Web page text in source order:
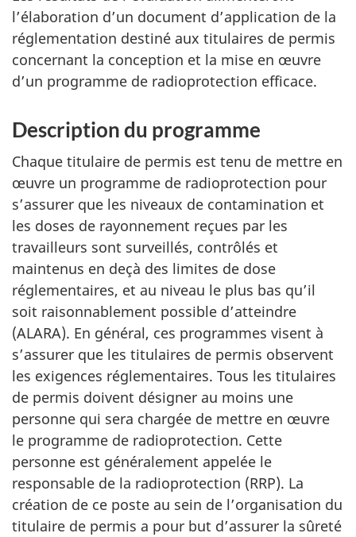
l’élaboration d’un document d’application de la
réglementation destiné aux titulaires de permis
concernant la conception et la mise en œuvre
d’un programme de radioprotection efficace.
Description du programme
Chaque titulaire de permis est tenu de mettre en
œuvre un programme de radioprotection pour
s’assurer que les niveaux de contamination et
les doses de rayonnement reçues par les
travailleurs sont surveillés, contrôlés et
maintenus en deçà des limites de dose
réglementaires, et au niveau le plus bas qu’il
soit raisonnablement possible d’atteindre
(ALARA). En général, ces programmes visent à
s’assurer que les titulaires de permis observent
les exigences réglementaires. Tous les titulaires
de permis doivent désigner au moins une
personne qui sera chargée de mettre en œuvre
le programme de radioprotection. Cette
personne est généralement appelée le
responsable de la radioprotection (RRP). La
création de ce poste au sein de l’organisation du
titulaire de permis a pour but d’assurer la sûreté